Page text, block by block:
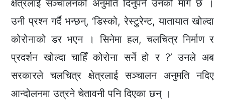
क्षेत्रलाई सञ्चालनको अनुमति दिनुपर्ने उनको माग छ ।
उनी प्रश्न गर्दै भन्छन्, ‘डिस्को, रेस्टुरेन्ट, यातायात खोल्दा
कोरोनाको डर भएन । सिनेमा हल, चलचित्र निर्माण र
प्रदर्शन खोल्दा चाहिँ कोरोना सर्ने हो र ?’ उनले अब
सरकारले चलचित्र क्षेत्रलाई सञ्चालन अनुमति नदिए
आन्दोलनमा उत्रने चेतावनी पनि दिएका छन् ।